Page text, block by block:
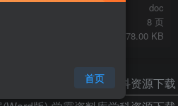
doc
8 页
378.00 KB
首页